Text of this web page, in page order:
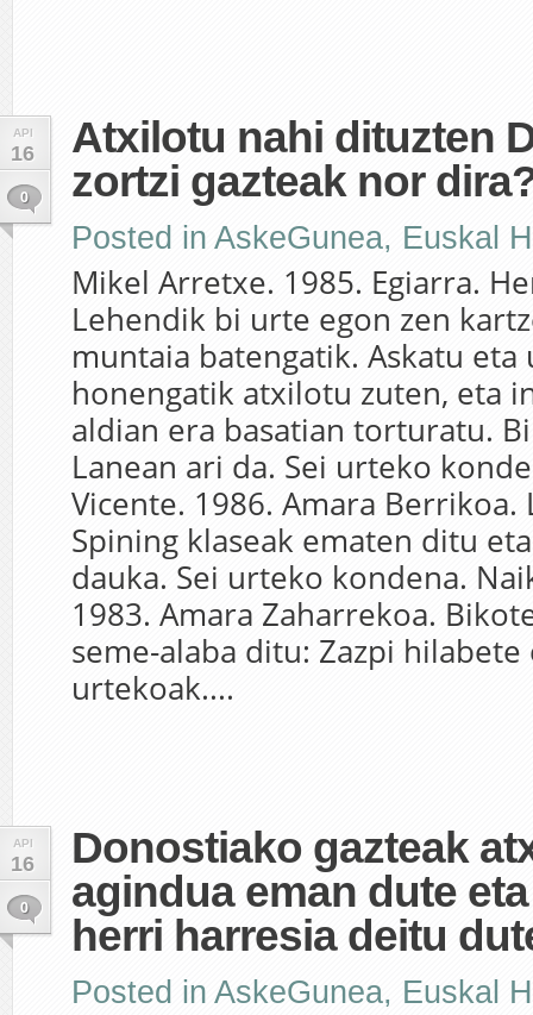
API
16
0
Atxilotu nahi dituzten
zortzi gazteak nor
Posted in AskeGunea, Euskal
Mikel Arretxe. 1985. Egiarra.
Lehendik bi urte egon zen
muntaia batengatik. Askatu
honengatik atxilotu zuten, eta
aldian era basatian torturatu.
Lanean ari da. Sei urteko
Vicente. 1986. Amara Berrikoa.
Spining klaseak ematen ditu
dauka. Sei urteko kondena.
1983. Amara Zaharrekoa.
seme-alaba ditu: Zazpi
urtekoak....
API
16
0
Donostiako gazteak
agindua eman dute
herri harresia deitu
Posted in AskeGunea, Euskal